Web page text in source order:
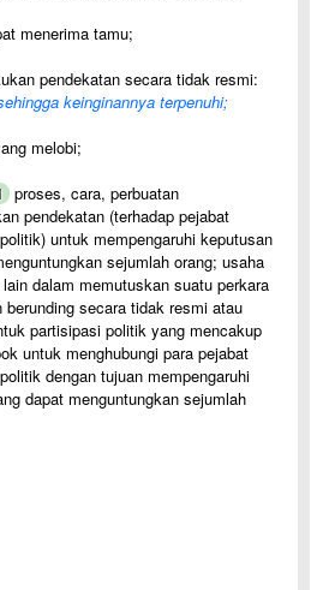
menerima tamu;
pendekatan secara tidak resmi:
keinginannya terpenuhi;
melobi;
proses, cara, perbuatan
pendekatan (terhadap pejabat
untuk mempengaruhi keputusan
sejumlah orang; usaha
dalam memutuskan suatu perkara
secara tidak resmi atau
partisipasi politik yang mencakup
untuk menghubungi para pejabat
dengan tujuan mempengaruhi
dapat menguntungkan sejumlah